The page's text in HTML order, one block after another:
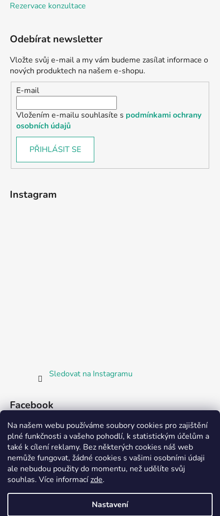
Na našem webu používáme soubory cookies pro zajištění
plné funkčnosti a vašeho pohodlí, k statistickým účelům a
také k cílení reklamy. Bez některých cookies náš web
nemůže fungovat, žádné cookies s vašimi osobními údaji
ale nebudou použity do momentu, než udělíte svůj
souhlas. Více informacízde.
Nastavení
Rezervace konzultace
Odebírat newsletter
Vložte svůj e-mail a my vám budeme zasílat informace o
nových produktech na našem e-shopu.
E-mail
Vložením e-mailu souhlasíte s podmínkami ochrany
osobních údajů
PŘIHLÁSIT SE
Instagram
Sledovat na Instagramu
Facebook
Partnerská prodejna Barefoot Plzeň